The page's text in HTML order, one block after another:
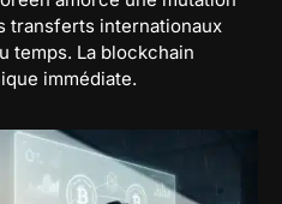
transferts internationaux
temps. La blockchain
immédiate.